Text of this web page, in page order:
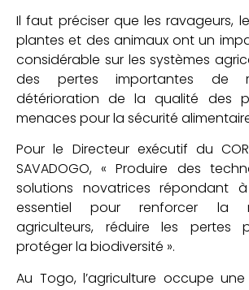
Il faut préciser que les ravageurs,
plantes et des animaux ont un
considérable sur les systèmes
des pertes importantes de
détérioration de la qualité des
menaces pour la sécurité
Pour le Directeur exécutif du
SAVADOGO, « Produire des
solutions novatrices répondant
essentiel pour renforcer la
agriculteurs, réduire les pertes
protéger la biodiversité ».
Au Togo, l’agriculture occupe